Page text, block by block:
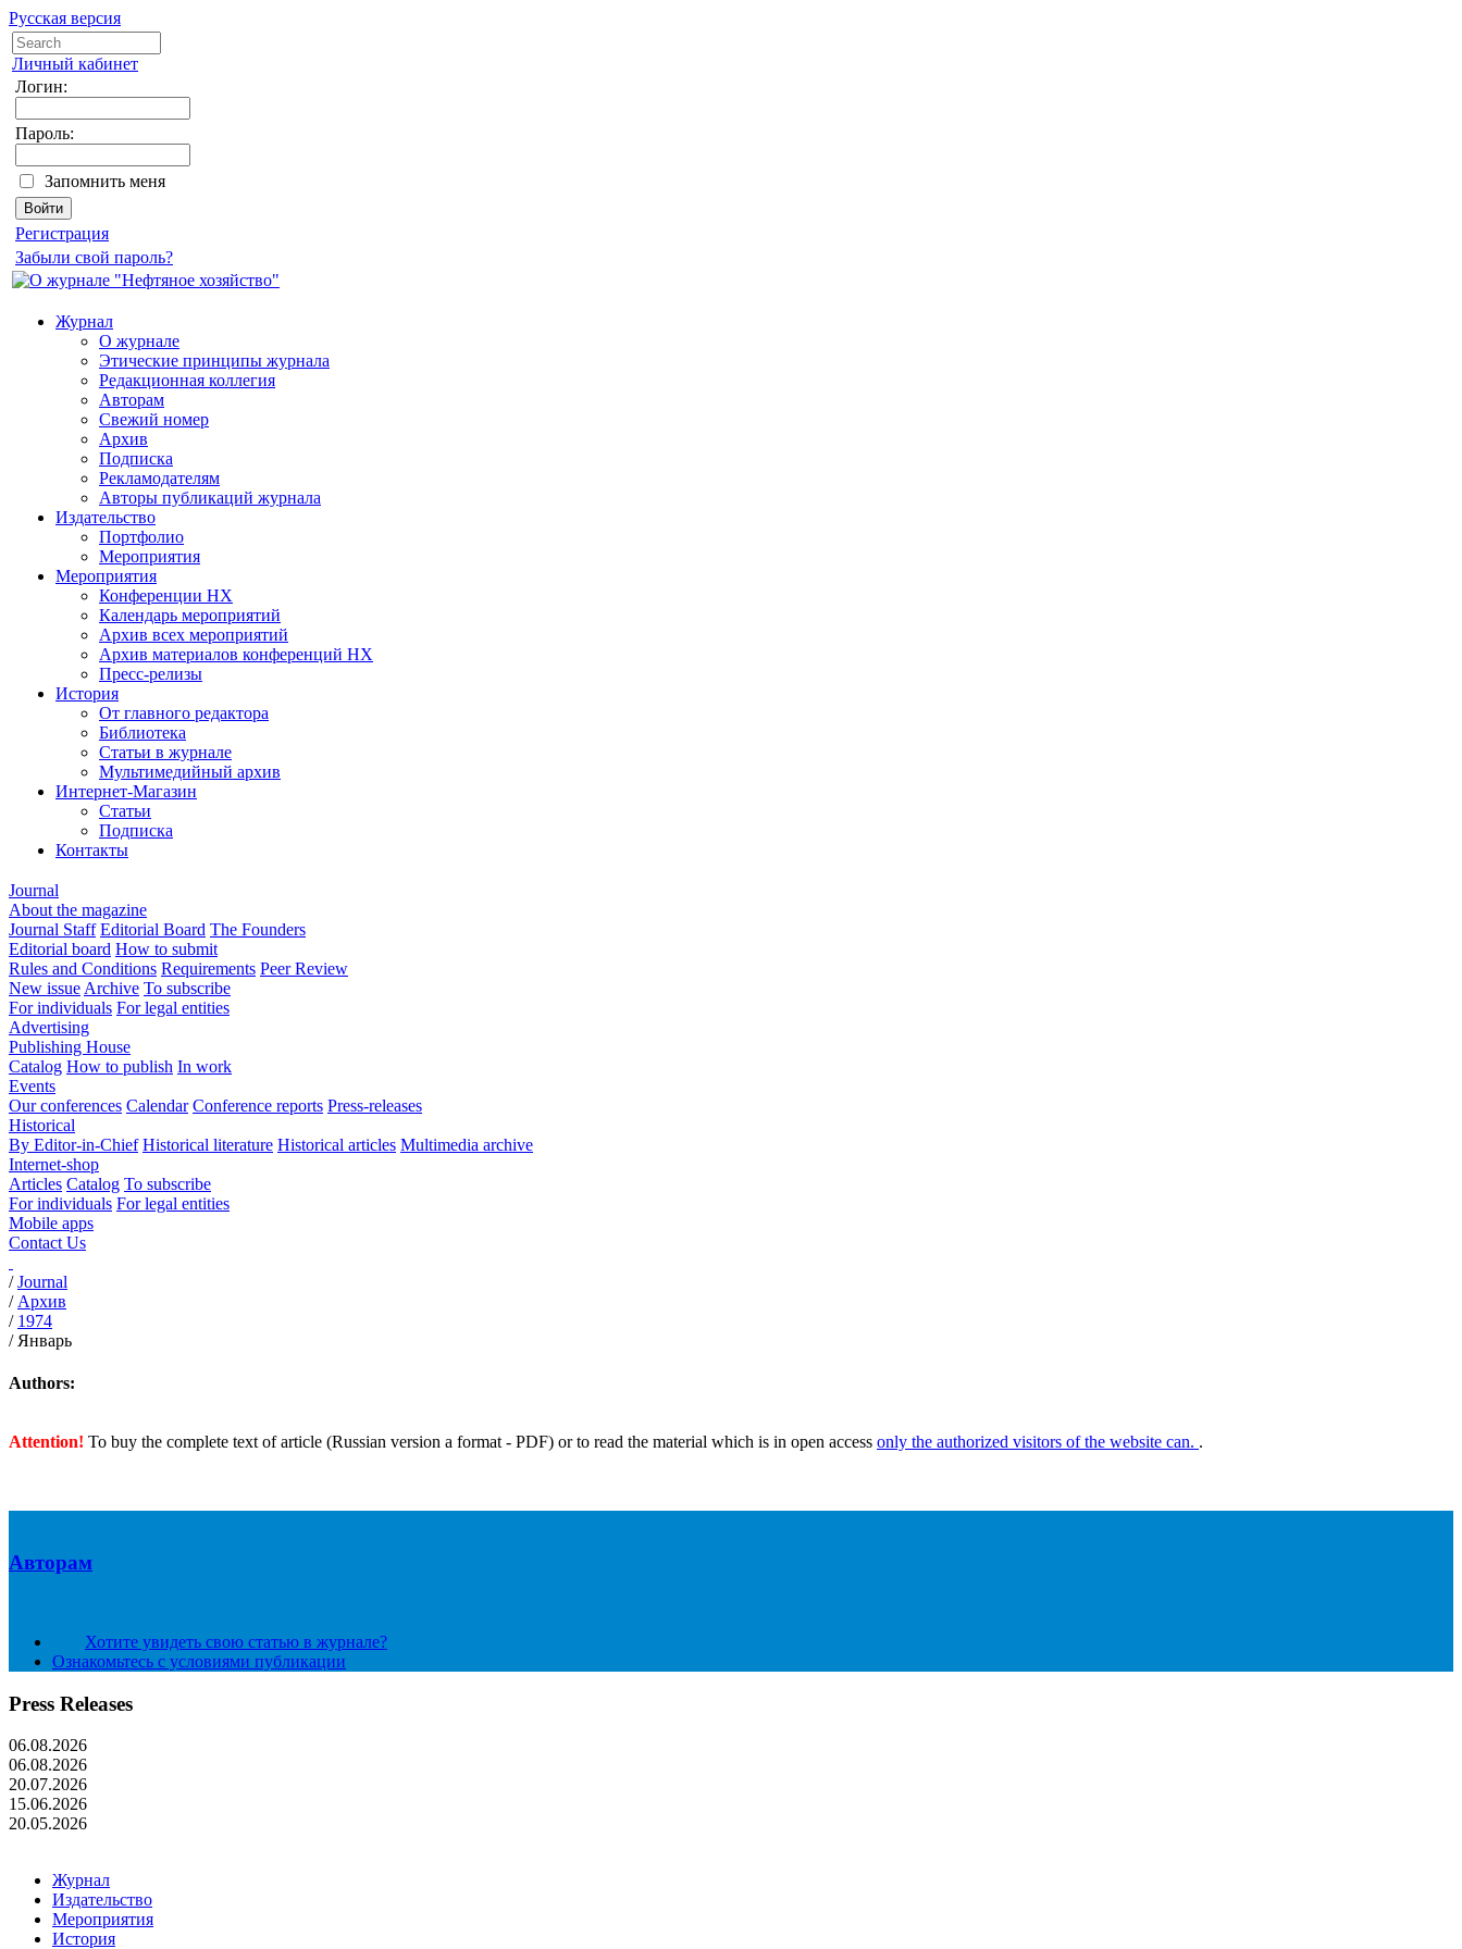
Русская версия
Личный кабинет
Логин:
Пароль:
Запомнить меня
Регистрация
Забыли свой пароль?
Журнал
О журнале
Этические принципы журнала
Редакционная коллегия
Авторам
Свежий номер
Архив
Подписка
Рекламодателям
Авторы публикаций журнала
Издательство
Портфолио
Мероприятия
Мероприятия
Конференции НХ
Календарь мероприятий
Архив всех мероприятий
Архив материалов конференций НХ
Пресс-релизы
История
От главного редактора
Библиотека
Статьи в журнале
Мультимедийный архив
Интернет-Магазин
Статьи
Подписка
Контакты
Journal
About the magazine
Journal Staff Editorial Board The Founders
Editorial board How to submit
Rules and Conditions Requirements Peer Review
New issue Archive To subscribe
For individuals For legal entities
Advertising
Publishing House
Catalog How to publish In work
Events
Our conferences Calendar Conference reports Press-releases
Historical
By Editor-in-Chief Historical literature Historical articles Multimedia archive
Internet-shop
Articles Catalog To subscribe
For individuals For legal entities
Mobile apps
Contact Us
/Journal
/ Архив
/ 1974
/ Январь
Authors:
Attention! To buy the complete text of article (Russian version a format - PDF) or to read the material which is in open access only the authorized visitors of the website can. .
Авторам
Хотите увидеть свою статью в журнале?
Ознакомьтесь с условиями публикации
Press Releases
06.08.2026
06.08.2026
20.07.2026
15.06.2026
20.05.2026
Журнал
Издательство
Мероприятия
История